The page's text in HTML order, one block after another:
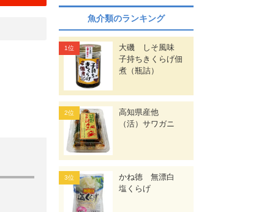
魚介類のランキング
大磯 しそ風味
子持ちきくらげ佃
煮（瓶詰）
高知県産他
（活）サワガニ
かね徳 無漂白
塩くらげ